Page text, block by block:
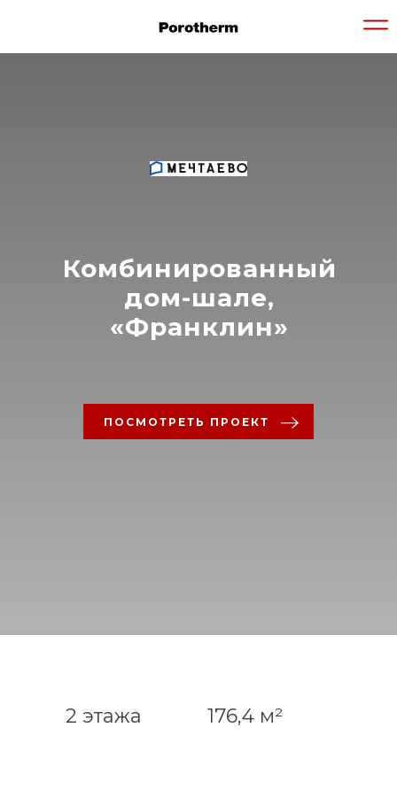
Комбинированный
дом-шале,
«Франклин»
ПОСМОТРЕТЬ ПРОЕКТ
2 этажа 176,4 м²